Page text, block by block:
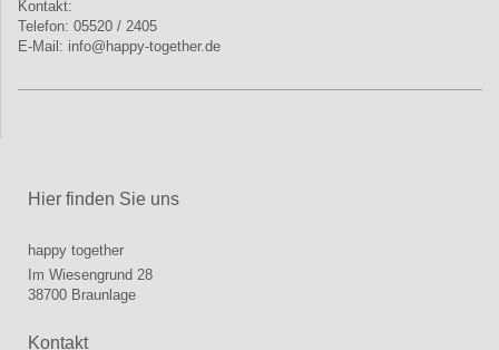
Kontakt:
Telefon: 05520 / 2405
E-Mail: info@happy-together.de
Hier finden Sie uns
happy together
Im Wiesengrund 28
38700 Braunlage
Kontakt